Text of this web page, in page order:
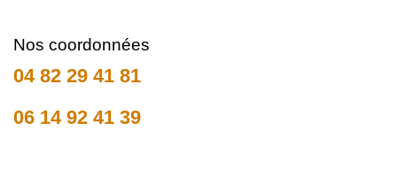
Nos coordonnées
04 82 29 41 81
06 14 92 41 39